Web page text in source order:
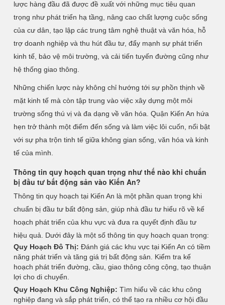
lược hàng đầu đã được đề xuất với những mục tiêu quan
trọng như phát triển hạ tầng, nâng cao chất lượng cuộc sống
của cư dân, tạo lập các trung tâm nghệ thuật và văn hóa, hỗ
trợ doanh nghiệp và thu hút đầu tư, đẩy mạnh sự phát triển
kinh tế, bảo vệ môi trường, và cải tiến tuyến đường cũng như
hệ thống giao thông.
Những chiến lược này không chỉ hướng tới sự phồn thịnh về
mặt kinh tế mà còn tập trung vào việc xây dựng một môi
trường sống thú vị và đa dạng về văn hóa. Quận Kiến An hứa
hẹn trở thành một điểm đến sống và làm việc lôi cuốn, nổi bật
với sự pha trộn tinh tế giữa không gian sống, văn hóa và kinh
tế của mình.
Thông tin quy hoạch quan trọng như thế nào khi chuẩn
bị đầu tư bất động sản vào Kiến An?
Thông tin quy hoạch tại Kiến An là một phần quan trọng khi
chuẩn bị đầu tư bất động sản, giúp nhà đầu tư hiểu rõ về kế
hoạch phát triển của khu vực và đưa ra quyết định đầu tư
hiệu quả. Dưới đây là một số thông tin quy hoạch quan trọng:
Quy Hoạch Đô Thị: Đánh giá các khu vực tại Kiến An có tiềm
năng phát triển và tăng giá trị bất động sản. Kiểm tra kế
hoạch phát triển đường, cầu, giao thông công cộng, tạo thuận
lợi cho di chuyển.
Quy Hoạch Khu Công Nghiệp: Tìm hiểu về các khu công
nghiệp đang và sắp phát triển, có thể tạo ra nhiều cơ hội đầu